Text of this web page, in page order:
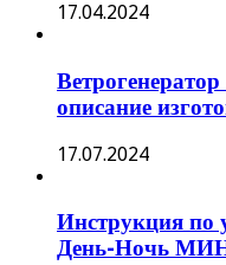
17.04.2024
описание
17.07.2024
Инструкция по
День-Ночь